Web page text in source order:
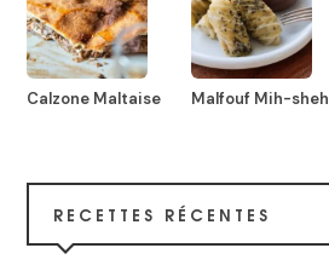
Calzone Maltaise Malfouf Mih-sheh
RECETTES RÉCENTES